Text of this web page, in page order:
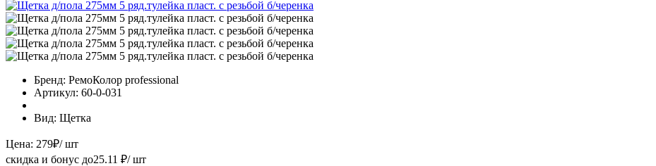
Бренд: РемоКолор professional
Артикул: 60-0-031
Вид: Щетка
Цена: 279₽/ шт
скидка и бонус до25.11 ₽/ шт